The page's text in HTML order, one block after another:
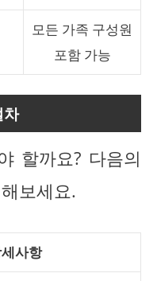
모든 가족 구성원
포함 가능
할까요? 다음의
보세요.
사항